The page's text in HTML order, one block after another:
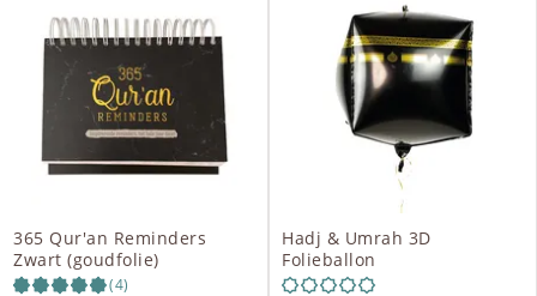
365 Qur'an Reminders
Zwart (goudfolie)
(4)
Hadj & Umrah 3D
Folieballon